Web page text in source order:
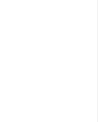
pleinement de